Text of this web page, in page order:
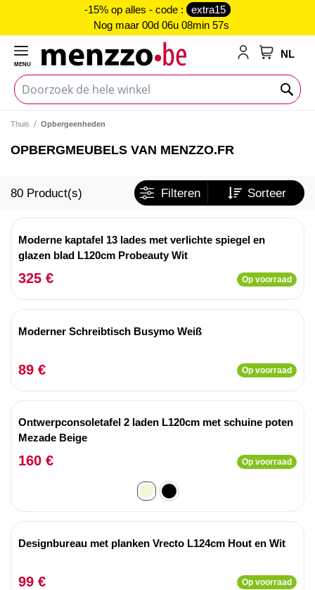
-15% op alles - code :
extra15
Nog maar 00d 06u 08min 56s
NL
MENU
Thuis Opbergeenheden
OPBERGMEUBELS VAN MENZZO.FR
80 Product(s) Filteren Sorteer
Moderne kaptafel 13 lades met verlichte spiegel en
glazen blad L120cm Probeauty Wit
325 € Op voorraad
Moderner Schreibtisch Busymo Weiß
89 € Op voorraad
Ontwerpconsoletafel 2 laden L120cm met schuine poten
Mezade Beige
160 € Op voorraad
Designbureau met planken Vrecto L124cm Hout en Wit
99 € Op voorraad